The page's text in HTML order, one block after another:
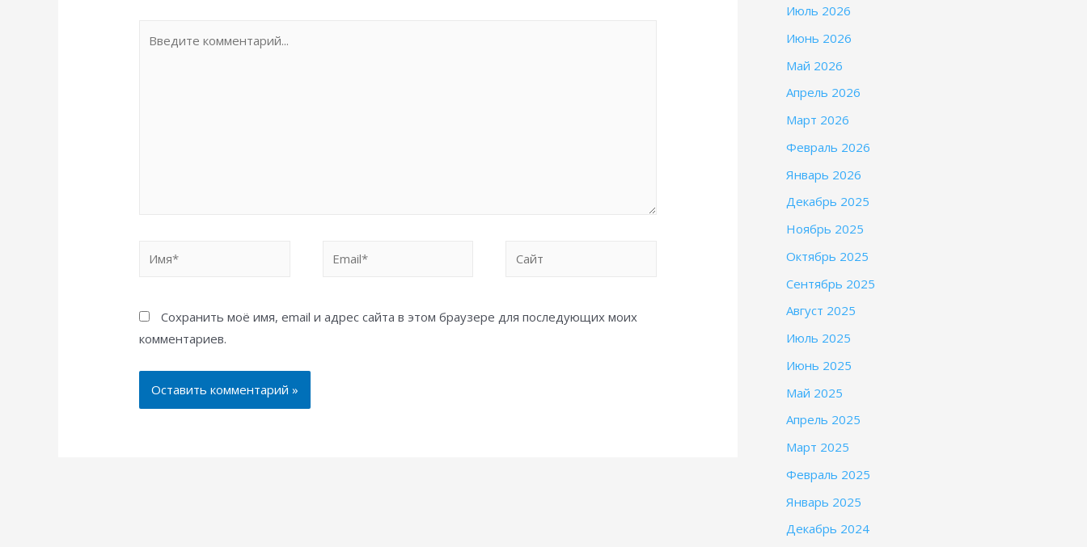
комментарий...
Сайт
Сохранить моё имя, email и адрес сайта в этом браузере для последующих моих
комментариев.
Июль 2026
Июнь 2026
Май 2026
Апрель 2026
Март 2026
Февраль 2026
Январь 2026
Декабрь 2025
Ноябрь 2025
Октябрь 2025
Сентябрь 2025
Август 2025
Июль 2025
Июнь 2025
Май 2025
Апрель 2025
Март 2025
Февраль 2025
Январь 2025
Декабрь 2024